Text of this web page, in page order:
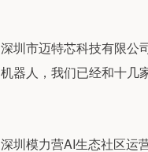
深圳市迈特芯科技有限公
机器人，我们已经和十几
深圳模力营AI生态社区运